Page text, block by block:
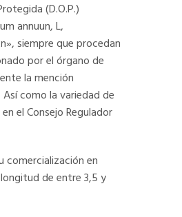
(D.O.P.)
annuun, L,
siempre que procedan
por el órgano de
la mención
como la variedad de
el Consejo Regulador
en
de entre 3,5 y